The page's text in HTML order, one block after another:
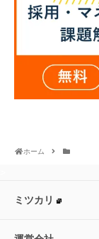
ホーム
ミツカリ